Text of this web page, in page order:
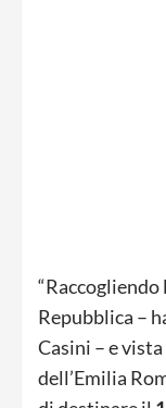
Repubblica –
Casini – e
dell’Emilia